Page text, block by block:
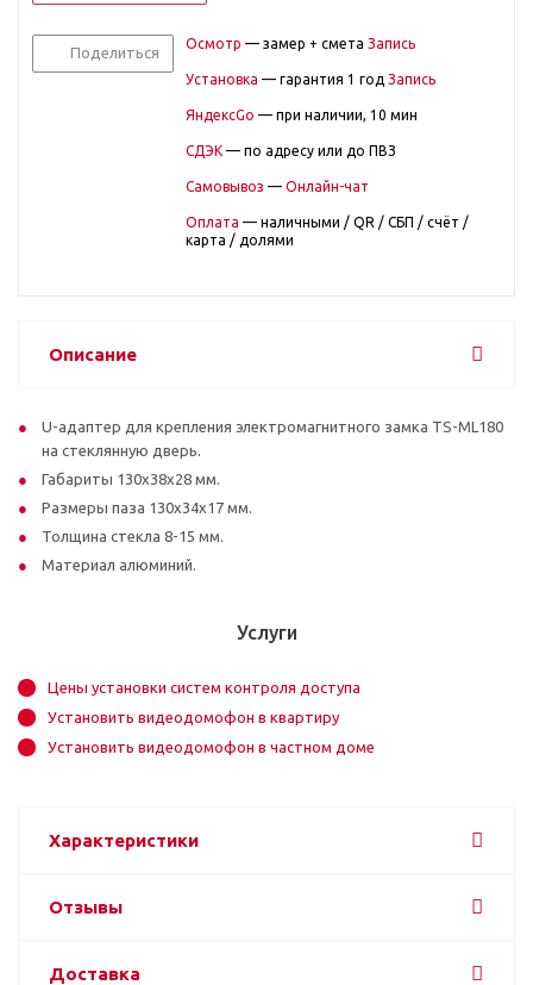
Поделиться
Осмотр — замер + смета Запись
Установка — гарантия 1 год Запись
ЯндексGo — при наличии, 10 мин
СДЭК — по адресу или до ПВЗ
Самовывоз — Онлайн-чат
Оплата — наличными / QR / СБП / счёт /
карта / долями
Описание
U-адаптер для крепления электромагнитного замка TS-ML180
на стеклянную дверь.
Габариты 130x38x28 мм.
Размеры паза 130х34х17 мм.
Толщина стекла 8-15 мм.
Материал алюминий.
Услуги
Цены установки систем контроля доступа
Установить видеодомофон в квартиру
Установить видеодомофон в частном доме
Характеристики
Отзывы
Доставка